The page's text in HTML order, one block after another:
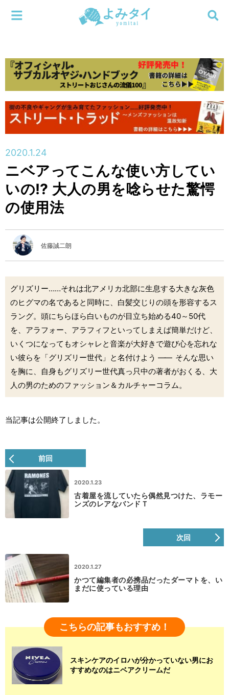
新着
連載
新刊
特集
編集部
検索する
メニューを閉じる
2020.1.24
ニベアってこんな使い方してい
いの⁉︎ 大人の男を唸らせた驚愕
の使用法
佐藤誠二朗
グリズリー……それは北アメリカ北部に生息する大きな灰色
のヒグマの名であると同時に、白髪交じりの頭を形容するス
ラング。頭にちらほら白いものが目立ち始める40～50代
を、アラフォー、アラフィフといってしまえば簡単だけど、
いくつになってもオシャレと音楽が大好きで遊び心を忘れな
い彼らを「グリズリー世代」と名付けよう ―― そんな思い
を胸に、自身もグリズリー世代真っ只中の著者がおくる、大
人の男のためのファッション＆カルチャーコラム。
当記事は公開終了しました。
前回
2020.1.23
古着屋を流していたら偶然見つけた、ラモー
ンズのレアなバンドＴ
次回
2020.1.27
かつて編集者の必携品だったダーマトを、い
まだに使っている理由
こちらの記事もおすすめ！
スキンケアのイロハが分かっていない男にお
すすめなのはニベアクリームだ